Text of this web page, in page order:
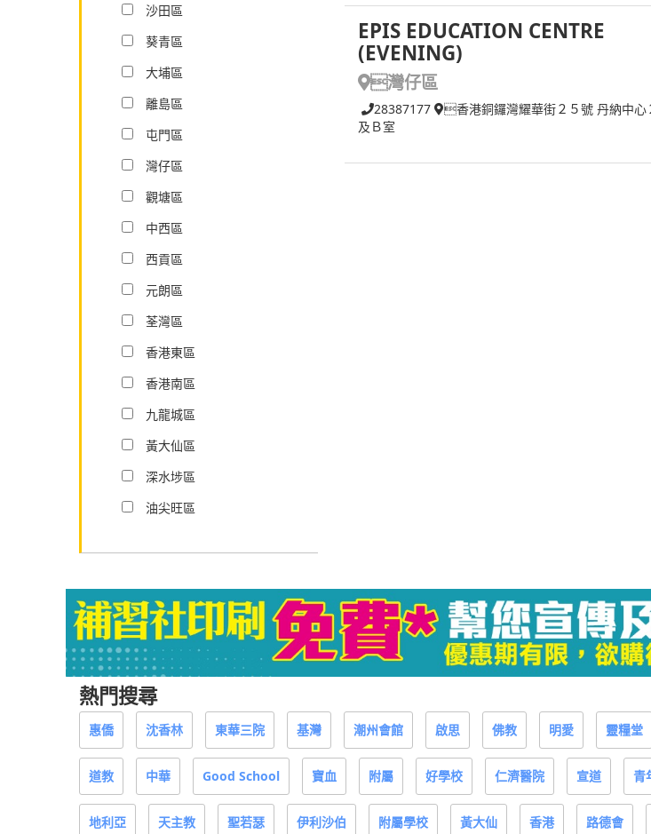
EPIS EDUCATION CENTRE
(EVENING)
灣仔區
28387177
香港銅鑼灣耀華街２５號 丹納中心
及Ｂ室
沙田區
葵青區
大埔區
離島區
屯門區
灣仔區
觀塘區
中西區
西貢區
元朗區
荃灣區
香港東區
香港南區
九龍城區
黃大仙區
深水埗區
油尖旺區
熱門搜尋
惠僑 沈香林 東華三院 基灣 潮州會館 啟思 佛教 明愛 靈糧堂
道教 中華 Good School 寶血 附屬 好學校 仁濟醫院 宣道 青
地利亞 天主教 聖若瑟 伊利沙伯 附屬學校 黃大仙 香港 路德會